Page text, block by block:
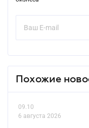
Похожие
09.10
6 августа 2026